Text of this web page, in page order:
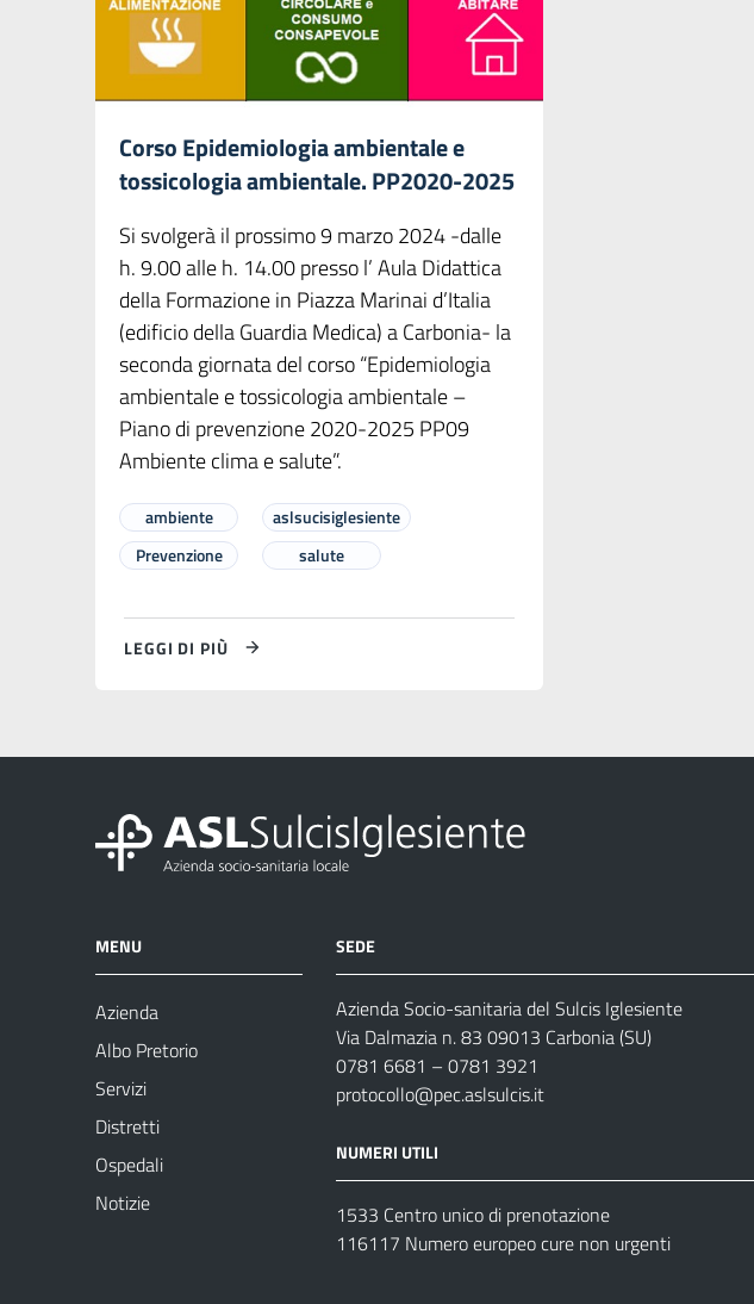
Corso Epidemiologia ambientale e
tossicologia ambientale. PP2020-2025
Si svolgerà il prossimo 9 marzo 2024 -dalle
h. 9.00 alle h. 14.00 presso l’ Aula Didattica
della Formazione in Piazza Marinai d’Italia
(edificio della Guardia Medica) a Carbonia- la
seconda giornata del corso “Epidemiologia
ambientale e tossicologia ambientale –
Piano di prevenzione 2020-2025 PP09
Ambiente clima e salute”.
ambiente
aslsucisiglesiente
Prevenzione
salute
LEGGI DI PIÙ
MENU
Azienda
Albo Pretorio
Servizi
Distretti
Ospedali
Notizie
SEDE
Azienda Socio-sanitaria del Sulcis Iglesiente
Via Dalmazia n. 83 09013 Carbonia (SU)
0781 6681 – 0781 3921
protocollo@pec.aslsulcis.it
NUMERI UTILI
1533 Centro unico di prenotazione
116117 Numero europeo cure non urgenti